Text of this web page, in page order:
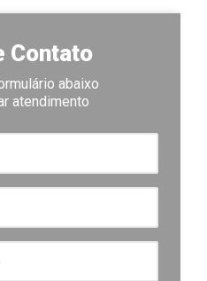
Contato
abaixo
atendimento